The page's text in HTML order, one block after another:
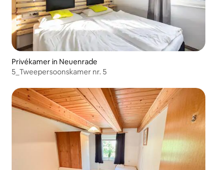
Privékamer in Neuenrade
5_Tweepersoonskamer nr. 5